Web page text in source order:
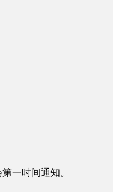
一时间通知。